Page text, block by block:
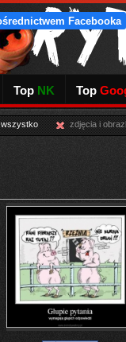
Top NK Top
wszystko zdjęcia i